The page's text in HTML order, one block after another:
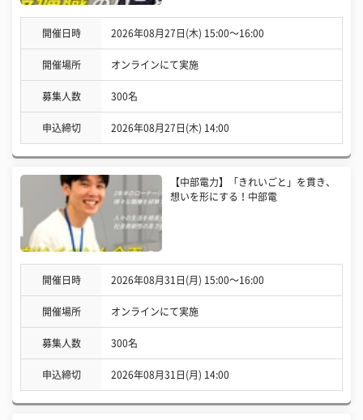
開催日時 2026年08月27日(木) 15:00〜16:00
開催場所 オンラインにて実施
募集人数 300名
申込締切 2026年08月27日(木) 14:00
【中部電力】「きれいごと」を貫き、
想いを形にする！中部電
開催日時 2026年08月31日(月) 15:00〜16:00
開催場所 オンラインにて実施
募集人数 300名
申込締切 2026年08月31日(月) 14:00